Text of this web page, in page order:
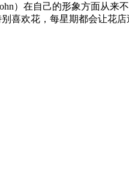
）在自己的形象方面从来
喜欢花，每星期都会让花店